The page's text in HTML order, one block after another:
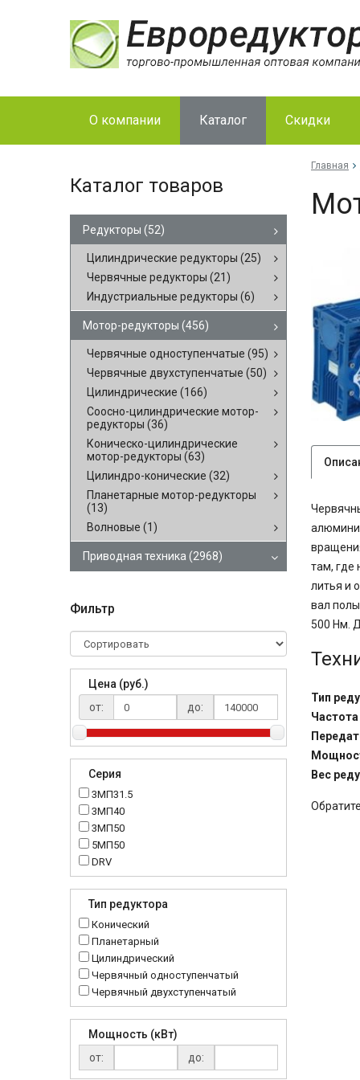
О компании Каталог Скидки
Каталог товаров
Редукторы (52)
Цилиндрические редукторы (25)
Червячные редукторы (21)
Индустриальные редукторы (6)
Мотор-редукторы (456)
Червячные одноступенчатые (95)
Червячные двухступенчатые (50)
Цилиндрические (166)
Соосно-цилиндрические мотор-
редукторы (36)
Коническо-цилиндрические
мотор-редукторы (63)
Цилиндро-конические (32)
Планетарные мотор-редукторы
(13)
Волновые (1)
Приводная техника (2968)
Фильтр
Цена (руб.)
от:
до:
Серия
3МП31.5
3МП40
3МП50
5МП50
DRV
K..DR
MTC
NMRV
RC
Тип редуктора
Конический
Планетарный
Цилиндрический
Червячный одноступенчатый
Червячный двухступенчатый
Мощность (кВт)
от:
до:
Главная
там, где
литья и
вал
500 Нм.
Тип
Вес